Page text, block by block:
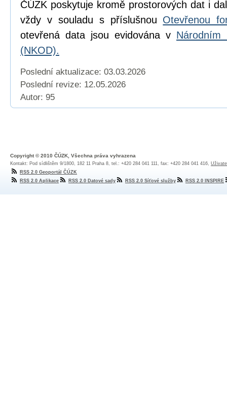
ČÚZK poskytuje kromě prostorových dat i
vždy v souladu s příslušnou Otevřenou
otevřená data jsou evidována v Národním
(NKOD).
Poslední aktualizace: 03.03.2026
Poslední revize: 12.05.2026
Autor: 95
Copyright © 2010 ČÚZK, Všechna práva vyhrazena
Kontakt: Pod sídlištěm 9/1800, 182 11 Praha 8, tel.: +420 284 041 111, fax: +420 284 041 416,
RSS 2.0 Geoportál ČÚZK
RSS 2.0 Aplikace
RSS 2.0 Datové sady RSS 2.0 Síťové služby RSS 2.0 INSPIRE